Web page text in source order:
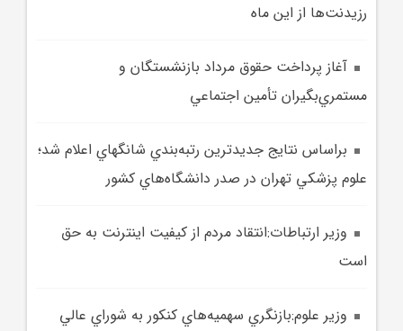
رزيدنت‌ها از اين ماه
آغاز پرداخت حقوق مرداد بازنشستگان و
مستمري‌بگيران تأمين اجتماعي
براساس نتايج جديدترين رتبه‌بندي شانگهاي اعلام شد؛
علوم پزشکي تهران در صدر دانشگاه‌هاي کشور
وزير ارتباطات:انتقاد مردم از کيفيت اينترنت به حق
است
وزير علوم:بازنگري سهميه‌هاي کنکور به شوراي عالي